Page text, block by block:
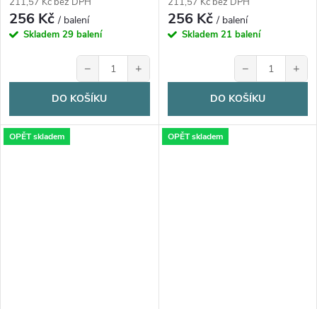
256 Kč/ balení
Skladem 29 balení
− +
DO KOŠÍKU
256 Kč/ balení
Skladem 21 balení
− +
DO KOŠÍKU
OPĚT skladem OPĚT skladem